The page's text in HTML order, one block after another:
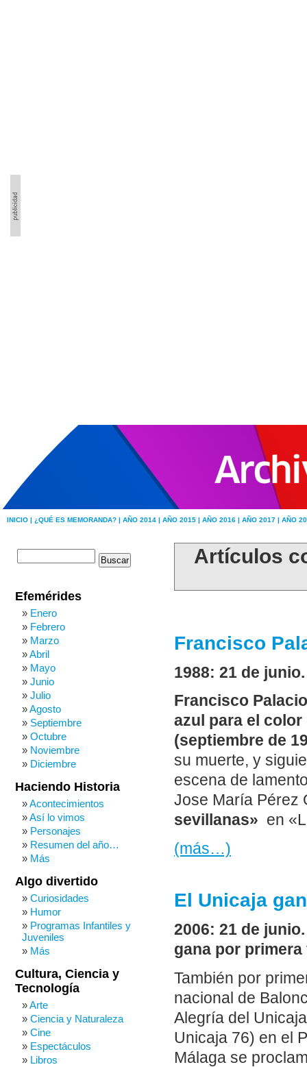
INICIO | ¿QUÉ ES MEMORANDA? | AÑO 2014 | AÑO 2015 | AÑO 2016 | AÑO 2017 | AÑO
Artículos
Francisco
1988: 21 de
Francisco
azul para el
(septiembre de
su muerte, y
escena de
Jose María Pérez
sevillanas» en
(más…)
El Unicaja
2006: 21 de
gana por
También por
nacional de
Alegría del
Unicaja 76) en el
Málaga se
Efemérides
Enero
Febrero
Marzo
Abril
Mayo
Junio
Julio
Agosto
Septiembre
Octubre
Noviembre
Diciembre
Haciendo Historia
Acontecimientos
Así lo vimos
Personajes
Resumen del año…
Más
Algo divertido
Curiosidades
Humor
Programas Infantiles y
Juveniles
Más
Cultura, Ciencia y
Tecnología
Arte
Ciencia y Naturaleza
Cine
Espectáculos
Libros